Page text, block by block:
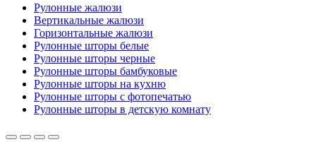
Рулонные жалюзи
Вертикальные жалюзи
Горизонтальные жалюзи
Рулонные шторы белые
Рулонные шторы черные
Рулонные шторы бамбуковые
Рулонные шторы на кухню
Рулонные шторы с фотопечатью
Рулонные шторы в детскую комнату